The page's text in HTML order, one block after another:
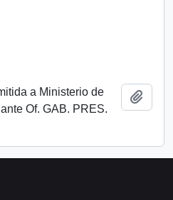
a Ministerio de
Of. GAB. PRES.